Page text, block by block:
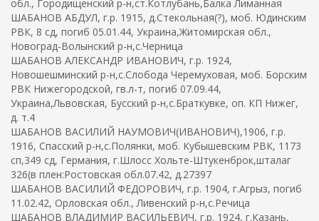
обл., Городищенский р-н,ст.Котлубань,Балка Лиманная
ШАБАНОВ АБДУЛ, г.р. 1915, д.Стекольная(?), моб. Юдинским
РВК, 8 сд, погиб 05.01.44, Украина,Житомирская обл.,
Новоград-Волынский р-н,с.Черница
ШАБАНОВ АЛЕКСАНДР ИВАНОВИЧ, г.р. 1924,
Новошешминский р-н,с.Слобода Черемуховая, моб. Борским
РВК Нижегородской, гв.л-т, погиб 07.09.44,
Украина,Львовская, Бусский р-н,с.Браткувке, оп. КП Нижег,
д. т.4
ШАБАНОВ ВАСИЛИЙ НАУМОВИЧ(ИВАНОВИЧ),1906, г.р.
1916, Спасский р-н,с.Полянки, моб. Кубышевским РВК, 1173
сп,349 сд, Германия, г.Шлосс Хольте-Штукенброк,шталаг
326(в плен:Ростовская обл.07.42, д.27397
ШАБАНОВ ВАСИЛИЙ ФЕДОРОВИЧ, г.р. 1904, г.Агрыз, погиб
11.02.42, Орловская обл., Ливенский р-н,с.Речица
ШАБАНОВ ВЛАДИМИР ВАСИЛЬЕВИЧ, г.р. 1924, г.Казань,